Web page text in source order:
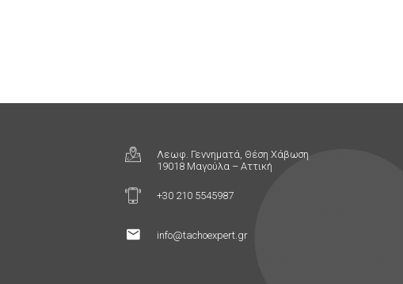
Λεωφ. Γεννηματά, Θέση Χάβωση
19018 Μαγούλα – Αττική
+30 210 5545987
info@tachoexpert.gr